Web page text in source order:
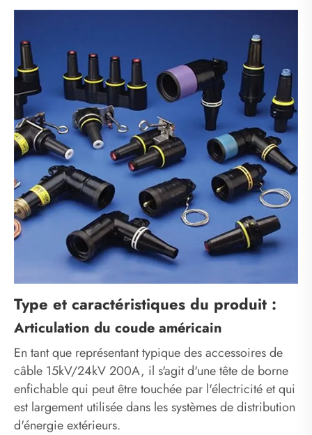
Type et caractéristiques du produit :
Articulation du coude américain
En tant que représentant typique des accessoires de
câble 15kV/24kV 200A, il s'agit d'une tête de borne
enfichable qui peut être touchée par l'électricité et qui
est largement utilisée dans les systèmes de distribution
d'énergie extérieurs. ‌